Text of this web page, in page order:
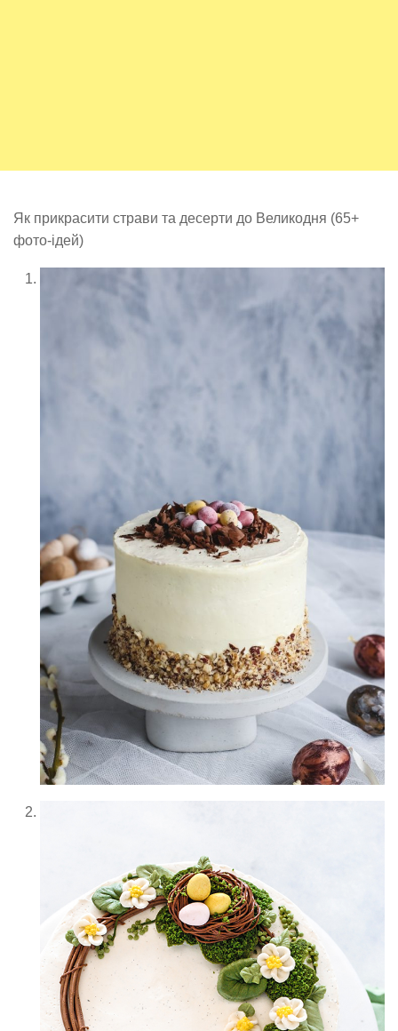
Як прикрасити страви та десерти до Великодня (65+
фото-ідей)